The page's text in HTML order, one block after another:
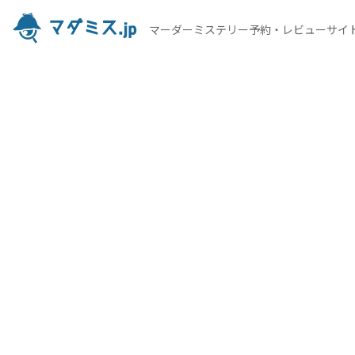
マーダーミステリー予約・レビューサイ